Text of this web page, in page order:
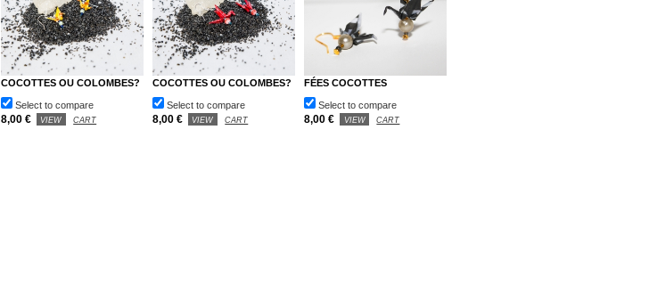
COCOTTES OU COLOMBES?
Select to compare
8,00 € VIEW CART
COCOTTES OU COLOMBES?
Select to compare
8,00 € VIEW CART
FÉES COCOTTES
Select to compare
8,00 € VIEW CART